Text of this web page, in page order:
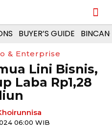
BUYER’S GUIDE
& Enterprise
Lini Bisnis,
Laba Rp1,28
06:00 WIB